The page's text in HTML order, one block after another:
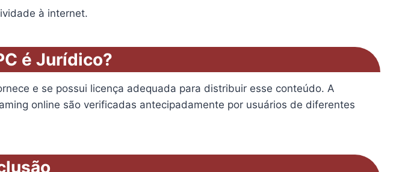
à internet.
é Jurídico?
e se possui licença adequada para distribuir esse conteúdo. A
online são verificadas antecipadamente por usuários de diferentes